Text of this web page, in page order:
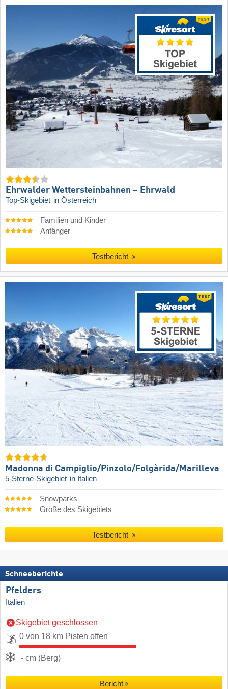
Ehrwalder Wettersteinbahnen – Ehrwald
Top-Skigebiet in Österreich
Familien und Kinder
Anfänger
Testbericht
Madonna di Campiglio/​Pinzolo/​Folgàrida/​Marilleva
5-Sterne-Skigebiet in Italien
Snowparks
Größe des Skigebiets
Testbericht
Schneeberichte
Pfelders
Italien
Skigebiet geschlossen
0 von 18 km Pisten offen
- cm (Berg)
Bericht